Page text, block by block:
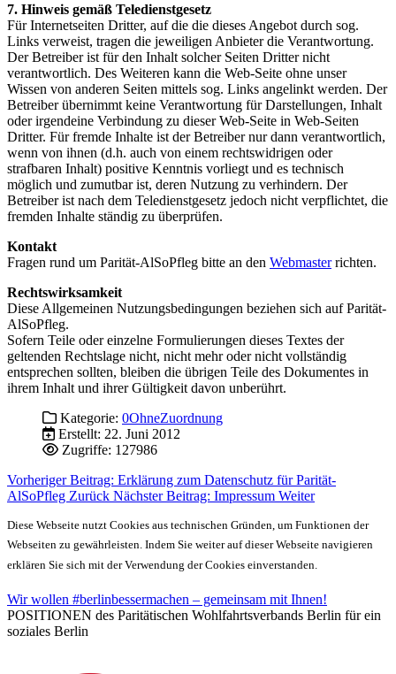
7. Hinweis gemäß Teledienstgesetz
Für Internetseiten Dritter, auf die die dieses Angebot durch sog.
Links verweist, tragen die jeweiligen Anbieter die Verantwortung.
Der Betreiber ist für den Inhalt solcher Seiten Dritter nicht
verantwortlich. Des Weiteren kann die Web-Seite ohne unser
Wissen von anderen Seiten mittels sog. Links angelinkt werden. Der
Betreiber übernimmt keine Verantwortung für Darstellungen, Inhalt
oder irgendeine Verbindung zu dieser Web-Seite in Web-Seiten
Dritter. Für fremde Inhalte ist der Betreiber nur dann verantwortlich,
wenn von ihnen (d.h. auch von einem rechtswidrigen oder
strafbaren Inhalt) positive Kenntnis vorliegt und es technisch
möglich und zumutbar ist, deren Nutzung zu verhindern. Der
Betreiber ist nach dem Teledienstgesetz jedoch nicht verpflichtet, die
fremden Inhalte ständig zu überprüfen.
Kontakt
Fragen rund um Parität-AlSoPfleg bitte an den Webmasterrichten.
Rechtswirksamkeit
Diese Allgemeinen Nutzungsbedingungen beziehen sich auf Parität-
AlSoPfleg.
Sofern Teile oder einzelne Formulierungen dieses Textes der
geltenden Rechtslage nicht, nicht mehr oder nicht vollständig
entsprechen sollten, bleiben die übrigen Teile des Dokumentes in
ihrem Inhalt und ihrer Gültigkeit davon unberührt.
Kategorie: 0OhneZuordnung
Erstellt: 22. Juni 2012
Zugriffe: 127986
Vorheriger Beitrag: Erklärung zum Datenschutz für Parität-
AlSoPfleg Zurück Nächster Beitrag: Impressum Weiter
Diese Webseite nutzt Cookies aus technischen Gründen, um Funktionen der
Webseiten zu gewährleisten. Indem Sie weiter auf dieser Webseite navigieren
erklären Sie sich mit der Verwendung der Cookies einverstanden.
Wir wollen #berlinbessermachen – gemeinsam mit Ihnen!
POSITIONEN des Paritätischen Wohlfahrtsverbands Berlin für ein
soziales Berlin